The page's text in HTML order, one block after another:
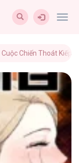
Cuộc Chiến Thoát Kiếp